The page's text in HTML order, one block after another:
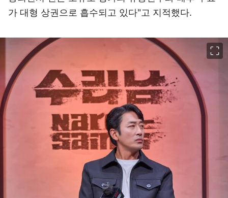
가 대형 상권으로 흡수되고 있다"고 지적했다.